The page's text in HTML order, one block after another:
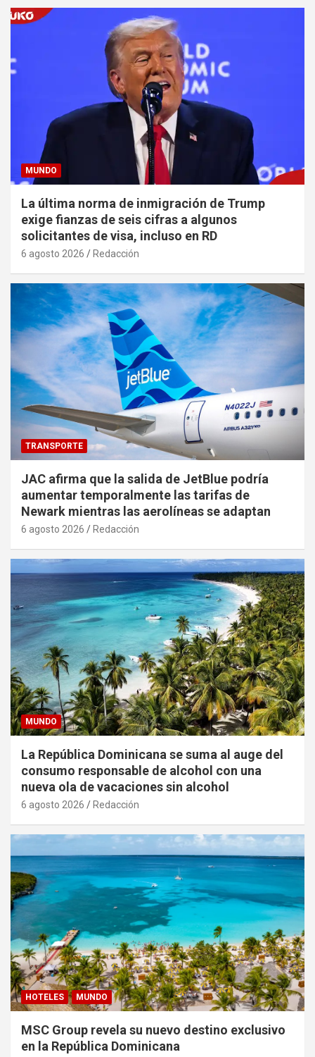
MUNDO
La última norma de inmigración de Trump
exige fianzas de seis cifras a algunos
solicitantes de visa, incluso en RD
6 agosto 2026 Redacción
TRANSPORTE
JAC afirma que la salida de JetBlue podría
aumentar temporalmente las tarifas de
Newark mientras las aerolíneas se adaptan
6 agosto 2026 Redacción
MUNDO
La República Dominicana se suma al auge del
consumo responsable de alcohol con una
nueva ola de vacaciones sin alcohol
6 agosto 2026 Redacción
HOTELES MUNDO
MSC Group revela su nuevo destino exclusivo
en la República Dominicana